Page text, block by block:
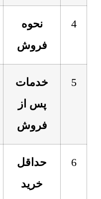
4
نحوه
فروش
5
خدمات
پس از
فروش
6
حداقل
خرید